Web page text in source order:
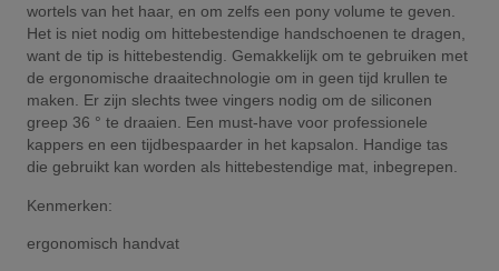
wortels van het haar, en om zelfs een pony volume te geven.
Het is niet nodig om hittebestendige handschoenen te dragen,
want de tip is hittebestendig. Gemakkelijk om te gebruiken met
de ergonomische draaitechnologie om in geen tijd krullen te
maken. Er zijn slechts twee vingers nodig om de siliconen
greep 36 ° te draaien. Een must-have voor professionele
kappers en een tijdbespaarder in het kapsalon. Handige tas
die gebruikt kan worden als hittebestendige mat, inbegrepen.
Kenmerken:
ergonomisch handvat